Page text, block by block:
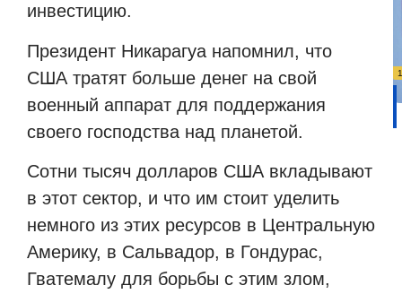
инвестицию.
Президент Никарагуа напомнил, что
США тратят больше денег на свой
военный аппарат для поддержания
своего господства над планетой.
Сотни тысяч долларов США вкладывают
в этот сектор, и что им стоит уделить
немного из этих ресурсов в Центральную
Америку, в Сальвадор, в Гондурас,
Гватемалу для борьбы с этим злом,